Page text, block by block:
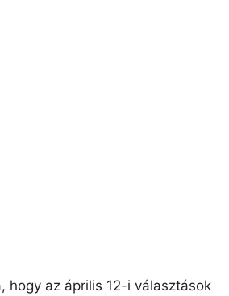
hogy az április 12-i választások